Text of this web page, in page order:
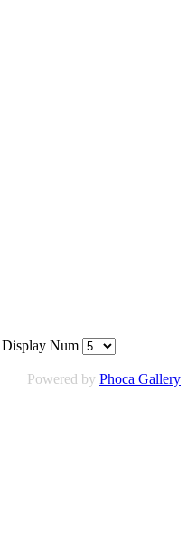
Display Num
Powered by Phoca Gallery